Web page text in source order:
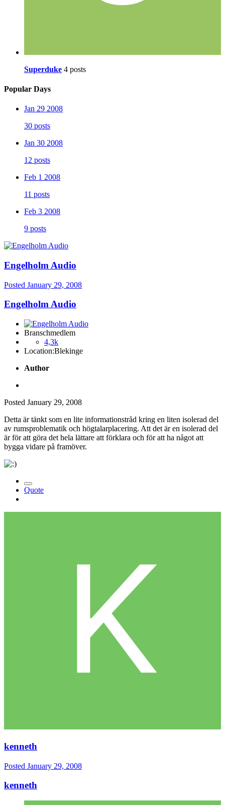
Superduke 4 posts
Popular Days
Jan 29 2008
30 posts
Jan 30 2008
12 posts
Feb 1 2008
11 posts
Feb 3 2008
9 posts
Engelholm Audio
Posted January 29, 2008
Engelholm Audio
Branschmedlem
4,3k
Location:Blekinge
Author
Posted January 29, 2008
Detta är tänkt som en lite informationstråd kring en liten isolerad del
av rumsproblematik och högtalarplacering. Att det är en isolerad del
är för att göra det hela lättare att förklara och för att ha något att
bygga vidare på framöver.
Quote
kenneth
Posted January 29, 2008
kenneth